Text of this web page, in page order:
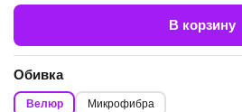
В корзину
Обивка
Велюр Микрофибра